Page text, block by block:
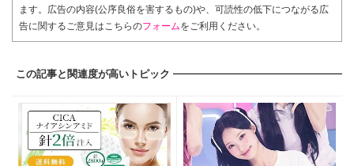
ます。広告の内容(公序良俗を害するもの)や、可読性の低下につながる広
告に関するご意見はこちらのフォームをご利用ください。
この記事と関連度が高いトピック